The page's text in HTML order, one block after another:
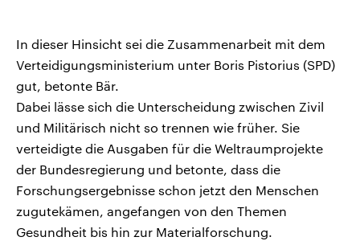
In dieser Hinsicht sei die Zusammenarbeit mit dem
Verteidigungsministerium unter Boris Pistorius (SPD)
gut, betonte Bär.
Dabei lässe sich die Unterscheidung zwischen Zivil
und Militärisch nicht so trennen wie früher. Sie
verteidigte die Ausgaben für die Weltraumprojekte
der Bundesregierung und betonte, dass die
Forschungsergebnisse schon jetzt den Menschen
zugutekämen, angefangen von den Themen
Gesundheit bis hin zur Materialforschung.